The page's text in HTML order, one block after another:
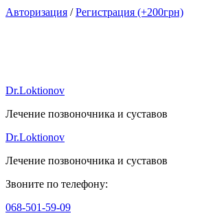
Авторизация /Регистрация (+200грн)
Dr.Loktionov
Лечение позвоночника и суставов
Dr.Loktionov
Лечение позвоночника и суставов
Звоните по телефону:
068-501-59-09